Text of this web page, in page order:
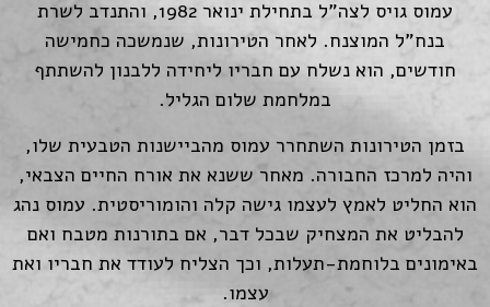
עמוס גויס לצה"ל בתחילת ינואר 1982, והתנדב לשרת
בנח"ל המוצנח. לאחר הטירונות, שנמשכה כחמישה
חודשים, הוא נשלח עם חבריו ליחידה ללבנון להשתתף
במלחמת שלום הגליל.
בזמן הטירונות השתחרר עמוס מהביישנות הטבעית שלו,
והיה למרכז החבורה. מאחר ששנא את אורח החיים הצבאי,
הוא החליט לאמץ לעצמו גישה קלה והומוריסטית. עמוס נהג
להבליט את המצחיק שבכל דבר, אם בתורנות מטבח ואם
באימונים בלוחמת-תעלות, וכך הצליח לעודד את חבריו ואת
עצמו.